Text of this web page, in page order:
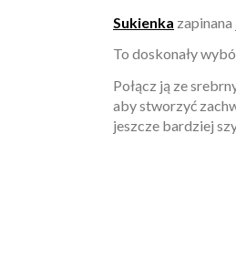
Sukienka
To doskonały
Połącz ją ze
aby stworzyć
jeszcze bardziej